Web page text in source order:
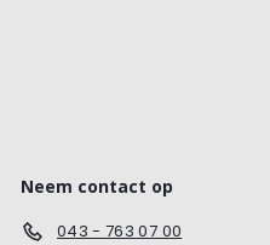
Neem contact op
043 - 763 07 00